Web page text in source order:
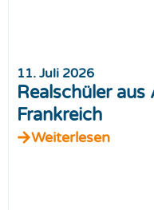
11. Juli 2026
Realschüler
Frankreich
Weiterlesen